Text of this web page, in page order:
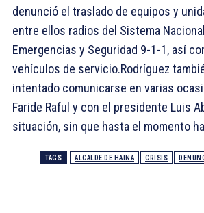
denunció el traslado de equipos y
entre ellos radios del Sistema
Emergencias y Seguridad 9-1-1, así
vehículos de servicio.Rodríguez
intentado comunicarse en varias
Faride Raful y con el presidente Luis
situación, sin que hasta el momento
TAGS ALCALDE DE HAINA CRISIS